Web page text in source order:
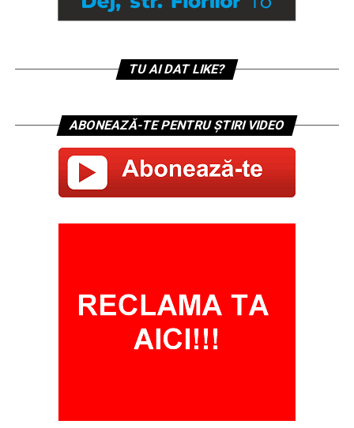
TU AI DAT LIKE?
ABONEAZĂ-TE PENTRU ȘTIRI VIDEO